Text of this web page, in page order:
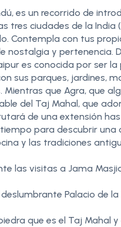
es un recorrido de
tres ciudades de la India
Contempla con tus
y pertenencia.
es conocida por ser
sus parques, jardines,
que Agra, que
del Taj Mahal, que
de una extensión
para descubrir
y las tradiciones
las visitas a Jama
Palacio de
que es el Taj Mahal